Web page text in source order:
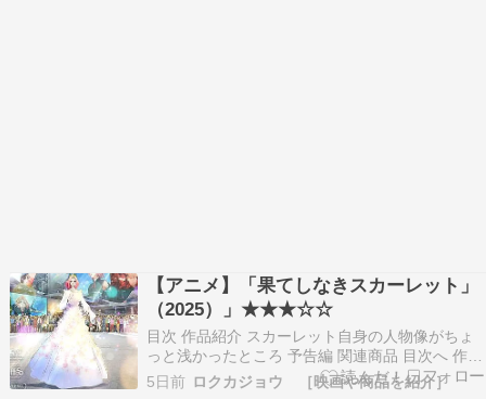
【アニメ】「果てしなきスカーレット」
（2025）」★★★☆☆
目次 作品紹介 スカーレット自身の人物像がちょ
っと浅かったところ 予告編 関連商品 目次へ 作品
紹介 【監督】細田守【出演】芦田愛菜／岡田将生
／山路和弘／柄本時生／青木崇高／染谷将太／白
5日前 ロクカジョウ ［映画や商品を紹介］